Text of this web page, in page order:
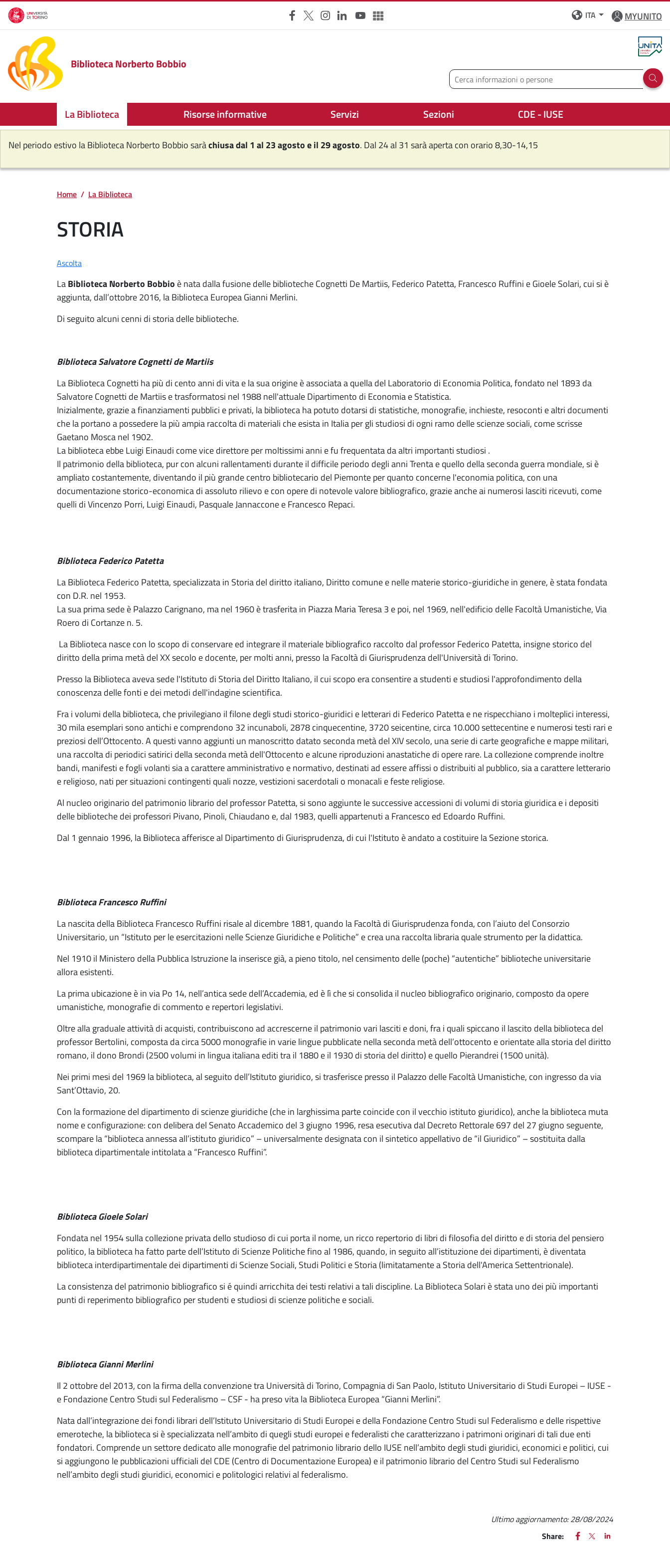
Salta al contenuto principale
Facebook
X Instagram
LinkedInYouTubeAltri social
ITA MYUNITO
Biblioteca Norberto Bobbio
Cerca
Run
La Biblioteca Risorse informative Servizi Sezioni CDE - IUSE
Nel periodo estivo la Biblioteca Norberto Bobbio saràchiusa dal 1 al 23 agosto e il 29 agosto. Dal 24 al 31 sarà aperta con orario 8,30-14,15
Home La Biblioteca
STORIA
Ascolta
LaBiblioteca Norberto Bobbio è nata dalla fusione delle biblioteche Cognetti De Martiis, Federico Patetta, Francesco Ruffini e Gioele Solari, cui si è
aggiunta, dall’ottobre 2016, la Biblioteca Europea Gianni Merlini.
Di seguito alcuni cenni di storia delle biblioteche.
Biblioteca Salvatore Cognetti de Martiis
La Biblioteca Cognetti ha più di cento anni di vita e la sua origine è associata a quella del Laboratorio di Economia Politica, fondato nel 1893 da
Salvatore Cognetti de Martiis e trasformatosi nel 1988 nell'attuale Dipartimento di Economia e Statistica.
Inizialmente, grazie a finanziamenti pubblici e privati, la biblioteca ha potuto dotarsi di statistiche, monografie, inchieste, resoconti e altri documenti
che la portano a possedere la più ampia raccolta di materiali che esista in Italia per gli studiosi di ogni ramo delle scienze sociali, come scrisse
Gaetano Mosca nel 1902.
La biblioteca ebbe Luigi Einaudi come vice direttore per moltissimi anni e fu frequentata da altri importanti studiosi .
Il patrimonio della biblioteca, pur con alcuni rallentamenti durante il difficile periodo degli anni Trenta e quello della seconda guerra mondiale, si è
ampliato costantemente, diventando il più grande centro bibliotecario del Piemonte per quanto concerne l'economia politica, con una
documentazione storico-economica di assoluto rilievo e con opere di notevole valore bibliografico, grazie anche ai numerosi lasciti ricevuti, come
quelli di Vincenzo Porri, Luigi Einaudi, Pasquale Jannaccone e Francesco Repaci.
Biblioteca Federico Patetta
La Biblioteca Federico Patetta, specializzata in Storia del diritto italiano, Diritto comune e nelle materie storico-giuridiche in genere, è stata fondata
con D.R. nel 1953.
La sua prima sede è Palazzo Carignano, ma nel 1960 è trasferita in Piazza Maria Teresa 3 e poi, nel 1969, nell'edificio delle Facoltà Umanistiche, Via
Roero di Cortanze n. 5.
La Biblioteca nasce con lo scopo di conservare ed integrare il materiale bibliografico raccolto dal professor Federico Patetta, insigne storico del
diritto della prima metà del XX secolo e docente, per molti anni, presso la Facoltà di Giurisprudenza dell'Università di Torino.
Presso la Biblioteca aveva sede l'Istituto di Storia del Diritto Italiano, il cui scopo era consentire a studenti e studiosi l'approfondimento della
conoscenza delle fonti e dei metodi dell'indagine scientifica.
Fra i volumi della biblioteca, che privilegiano il filone degli studi storico-giuridici e letterari di Federico Patetta e ne rispecchiano i molteplici interessi,
30 mila esemplari sono antichi e comprendono 32 incunaboli, 2878 cinquecentine, 3720 seicentine, circa 10.000 settecentine e numerosi testi rari e
preziosi dell’Ottocento. A questi vanno aggiunti un manoscritto datato seconda metà del XIV secolo, una serie di carte geografiche e mappe militari,
una raccolta di periodici satirici della seconda metà dell'Ottocento e alcune riproduzioni anastatiche di opere rare. La collezione comprende inoltre
bandi, manifesti e fogli volanti sia a carattere amministrativo e normativo, destinati ad essere affissi o distribuiti al pubblico, sia a carattere letterario
e religioso, nati per situazioni contingenti quali nozze, vestizioni sacerdotali o monacali e feste religiose.
Al nucleo originario del patrimonio librario del professor Patetta, si sono aggiunte le successive accessioni di volumi di storia giuridica e i depositi
delle biblioteche dei professori Pivano, Pinoli, Chiaudano e, dal 1983, quelli appartenuti a Francesco ed Edoardo Ruffini.
Dal 1 gennaio 1996, la Biblioteca afferisce al Dipartimento di Giurisprudenza, di cui l'Istituto è andato a costituire la Sezione storica.
Biblioteca Francesco Ruffini
La nascita della Biblioteca Francesco Ruffini risale al dicembre 1881, quando la Facoltà di Giurisprudenza fonda, con l’aiuto del Consorzio
Universitario, un “Istituto per le esercitazioni nelle Scienze Giuridiche e Politiche” e crea una raccolta libraria quale strumento per la didattica.
Nel 1910 il Ministero della Pubblica Istruzione la inserisce già, a pieno titolo, nel censimento delle (poche) “autentiche” biblioteche universitarie
allora esistenti.
La prima ubicazione è in via Po 14, nell’antica sede dell’Accademia, ed è lì che si consolida il nucleo bibliografico originario, composto da opere
umanistiche, monografie di commento e repertori legislativi.
Oltre alla graduale attività di acquisti, contribuiscono ad accrescerne il patrimonio vari lasciti e doni, fra i quali spiccano il lascito della biblioteca del
professor Bertolini, composta da circa 5000 monografie in varie lingue pubblicate nella seconda metà dell’ottocento e orientate alla storia del diritto
romano, il dono Brondi (2500 volumi in lingua italiana editi tra il 1880 e il 1930 di storia del diritto) e quello Pierandrei (1500 unità).
Nei primi mesi del 1969 la biblioteca, al seguito dell’Istituto giuridico, si trasferisce presso il Palazzo delle Facoltà Umanistiche, con ingresso da via
Sant’Ottavio, 20.
Con la formazione del dipartimento di scienze giuridiche (che in larghissima parte coincide con il vecchio istituto giuridico), anche la biblioteca muta
nome e configurazione: con delibera del Senato Accademico del 3 giugno 1996, resa esecutiva dal Decreto Rettorale 697 del 27 giugno seguente,
scompare la “biblioteca annessa all’istituto giuridico” – universalmente designata con il sintetico appellativo de “il Giuridico” – sostituita dalla
biblioteca dipartimentale intitolata a “Francesco Ruffini”.
Biblioteca Gioele Solari
Fondata nel 1954 sulla collezione privata dello studioso di cui porta il nome, un ricco repertorio di libri di filosofia del diritto e di storia del pensiero
politico, la biblioteca ha fatto parte dell’Istituto di Scienze Politiche fino al 1986, quando, in seguito all’istituzione dei dipartimenti, è diventata
biblioteca interdipartimentale dei dipartimenti di Scienze Sociali, Studi Politici e Storia (limitatamente a Storia dell'America Settentrionale).
La consistenza del patrimonio bibliografico si é quindi arricchita dei testi relativi a tali discipline. La Biblioteca Solari è stata uno dei più importanti
punti di reperimento bibliografico per studenti e studiosi di scienze politiche e sociali.
Biblioteca Gianni Merlini
Il 2 ottobre del 2013, con la firma della convenzione tra Università di Torino, Compagnia di San Paolo, Istituto Universitario di Studi Europei – IUSE -
e Fondazione Centro Studi sul Federalismo – CSF - ha preso vita la Biblioteca Europea “Gianni Merlini”.
Nata dall’integrazione dei fondi librari dell’Istituto Universitario di Studi Europei e della Fondazione Centro Studi sul Federalismo e delle rispettive
emeroteche, la biblioteca si è specializzata nell’ambito di quegli studi europei e federalisti che caratterizzano i patrimoni originari di tali due enti
fondatori. Comprende un settore dedicato alle monografie del patrimonio librario dello IUSE nell’ambito degli studi giuridici, economici e politici, cui
si aggiungono le pubblicazioni ufficiali del CDE (Centro di Documentazione Europea) e il patrimonio librario del Centro Studi sul Federalismo
nell’ambito degli studi giuridici, economici e politologici relativi al federalismo.
Ultimo aggiornamento:28/08/2024
Share:
FACEBOOK
(apre una nuova finestra)
X
(apre una nuova
LINKEDIN
(apre una nuova